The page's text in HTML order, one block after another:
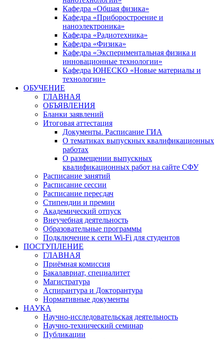
Кафедра «Общая физика»
Кафедра «Приборостроение и
наноэлектроника»
Кафедра «Радиотехника»
Кафедра «Физика»
Кафедра «Экспериментальная физика и
инновационные технологии»
Кафедра ЮНЕСКО «Новые материалы и
технологии»
ОБУЧЕНИЕ
ГЛАВНАЯ
ОБЪЯВЛЕНИЯ
Бланки заявлений
Итоговая аттестация
Документы. Расписание ГИА
О тематиках выпускных квалификационных
работах
О размещении выпускных
квалификационных работ на сайте СФУ
Расписание занятий
Расписание сессии
Расписание пересдач
Стипендии и премии
Академический отпуск
Внеучебная деятельность
Образовательные программы
Подключение к сети Wi-Fi для студентов
ПОСТУПЛЕНИЕ
ГЛАВНАЯ
Приёмная комиссия
Бакалавриат, специалитет
Магистратура
Аспирантура и Докторантура
Нормативные документы
НАУКА
Научно-исследовательская деятельность
Научно-технический семинар
Публикации